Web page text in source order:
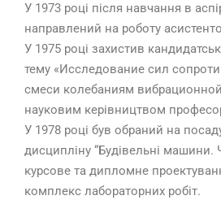
У 1973 році після навчання в
направлений на роботу
У 1975 році захистив
тему «Исследование сил
смеси колебаниям
науковим керівництвом
У 1978 році був обраний на
дисципліну “Будівельні машини.
курсове та дипломне
комплекс лабораторних робіт.